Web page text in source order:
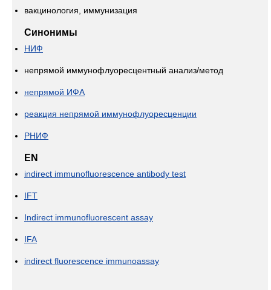
вакцинология, иммунизация
Синонимы
НИФ
непрямой иммунофлуоресцентный анализ/метод
непрямой ИФА
реакция непрямой иммунофлуоресценции
РНИФ
EN
indirect immunofluorescence antibody test
IFT
Indirect immunofluorescent assay
IFA
indirect fluorescence immunoassay